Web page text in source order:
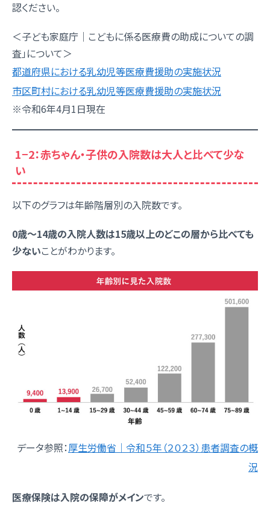
認ください。
＜子ども家庭庁｜こどもに係る医療費の助成についての調
査」について＞
都道府県における乳幼児等医療費援助の実施状況
市区町村における乳幼児等医療費援助の実施状況
※令和6年4月1日現在
1−2：赤ちゃん・子供の入院数は大人と比べて少な
い
以下のグラフは年齢階層別の入院数です。
0歳～14歳の入院人数は15歳以上のどこの層から比べても
少ないことがわかります。
データ参照：厚生労働省｜令和５年（２０２３）患者調査の概
況
医療保険は入院の保障がメインです。